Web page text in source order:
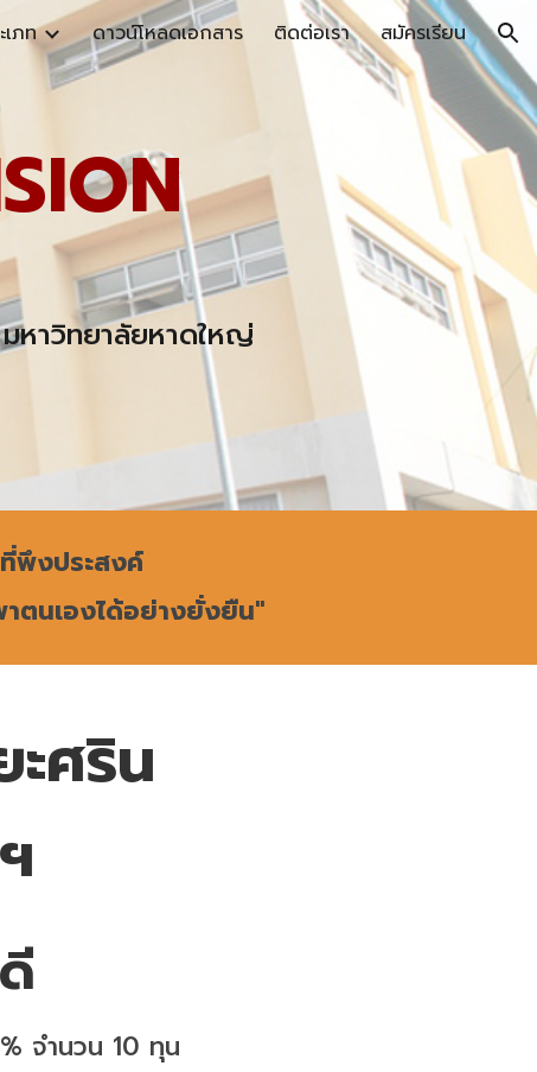
ภท ดาวน์โหลดเอกสาร ติดต่อเรา สมัครเรียน
หาวิทยาลัยหาดใหญ่
พึงประสงค์
ตนเองได้อย่างยั่งยืน"
ศริน
จำนวน 10 ทุน